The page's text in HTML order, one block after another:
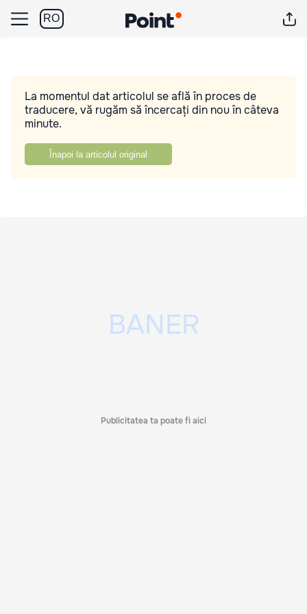
RO
La momentul dat articolul se află în proces de
traducere, vă rugăm să încercați din nou în câteva
minute.
Înapoi la articolul original
Publicitatea ta poate fi aici